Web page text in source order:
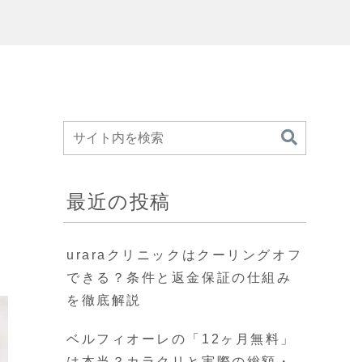
最近の投稿
uraraクリニックはクーリングオフ
できる？条件と返金保証の仕組み
を徹底解説
ベルフィオーレの「12ヶ月無料」